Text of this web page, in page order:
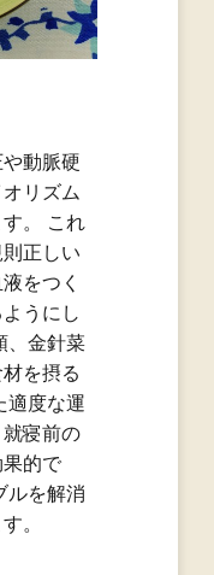
動脈硬
リズム
。 これ
正しい
をつく
うにし
、金針菜
を摂る
適度な運
寝前の
的で
ルを解消
。